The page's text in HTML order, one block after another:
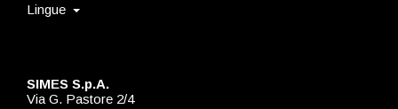
SIMES S.p.A.
Via G. Pastore 2/4
Lingue